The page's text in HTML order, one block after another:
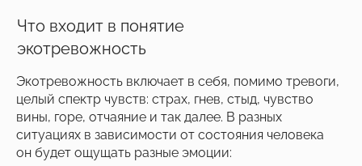
Что входит в понятие
экотревожность
Экотревожность включает в себя, помимо тревоги,
целый спектр чувств: страх, гнев, стыд, чувство
вины, горе, отчаяние и так далее. В разных
ситуациях в зависимости от состояния человека
он будет ощущать разные эмоции: